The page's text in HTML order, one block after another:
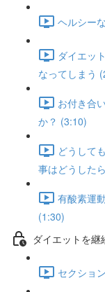
ヘルシー
ダイエッ
なってしまう
お付き合
か？ (3:10)
どうして
事はどうした
有酸素運
(1:30)
ダイエットを継
セクショ